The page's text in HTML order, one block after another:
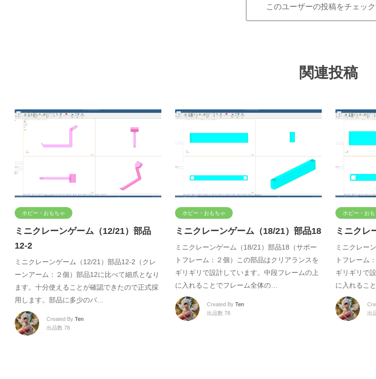
このユーザーの投稿をチェッ
関連投稿
ホビー・おもちゃ
ミニクレーンゲーム（12/21）部品
12-2
ミニクレーンゲーム（12/21）部品12-2（クレ
ーンアーム：２個）部品12に比べて細爪となり
ます。十分使えることが確認できたので正式採
用します。部品に多少のバ…
Created By Ten
出品数 78
ホビー・おもちゃ
ミニクレーンゲーム（18/21）部品18
ミニクレーンゲーム（18/21）部品18（サポー
トフレーム：２個）この部品はクリアランスを
ギリギリで設計しています。中段フレームの上
に入れることでフレーム全体の…
Created By Ten
出品数 78
ホビー・おも
ミニクレ
ミニクレー
トフレーム
ギリギリで
に入れるこ
出